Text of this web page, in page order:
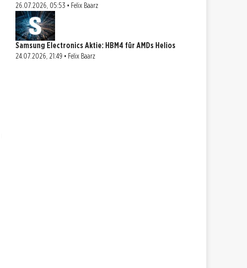
26.07.2026, 05:53 • Felix Baarz
Samsung Electronics Aktie: HBM4 für AMDs Helios
24.07.2026, 21:49 • Felix Baarz